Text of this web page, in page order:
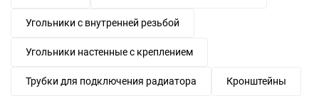
Угольники с внутренней резьбой
Угольники настенные с креплением
Трубки для подключения радиатора Кронштейны